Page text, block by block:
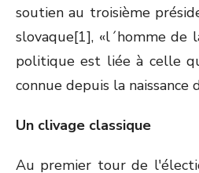
soutien au troisième
slovaque[1], «l´homme de
politique est liée à celle
connue depuis la naissance
Un clivage classique
Au premier tour de